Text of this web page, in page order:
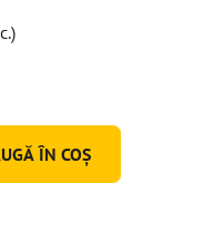
ÎN COŞ